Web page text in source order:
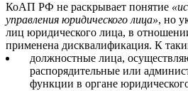
КоАП РФ не раскрывает понятие
управления юридического лица», но
лиц юридического лица, в
применена дисквалификация. К
должностные лица,
распорядительные или
функции в органе